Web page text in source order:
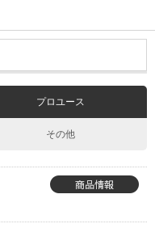
プロユース
その他